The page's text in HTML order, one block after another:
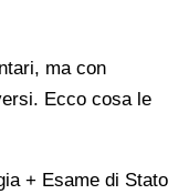
ma con
Ecco cosa le
+ Esame di Stato